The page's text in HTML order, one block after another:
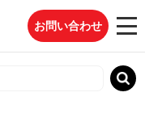
お問い合わせ